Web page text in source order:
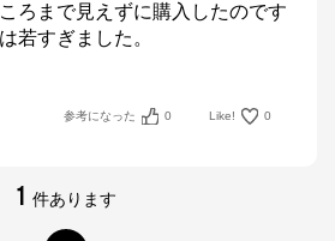
ろまで見えずに購入したのです
若すぎました。
参考になった 0 Like! 0
1 件あります